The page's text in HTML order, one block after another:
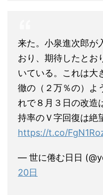
来た。小泉進次郎が
おり、期待したとお
いている。これは大
徹の（２万％の）よ
れで８月３日の改造
持率のＶ字回復は絶
https://t.co/
— 世に倦む日日
20日